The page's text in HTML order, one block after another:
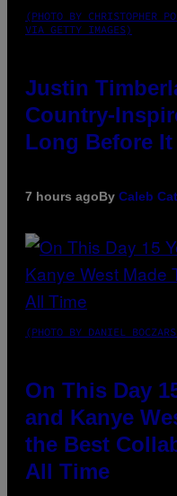
(PHOTO BY CHRISTOPHER
VIA GETTY IMAGES)
Justin
Country-
Long Before It
7 hours agoBy Caleb
(PHOTO BY DANIEL
On This Day
and Kanye
the Best
All Time